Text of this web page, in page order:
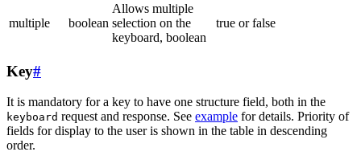
multiple boolean
Allows multiple
selection on the
keyboard, boolean
true or false
Key#
It is mandatory for a key to have one structure field, both in the
keyboard request and response. See example for details. Priority of
fields for display to the user is shown in the table in descending
order.